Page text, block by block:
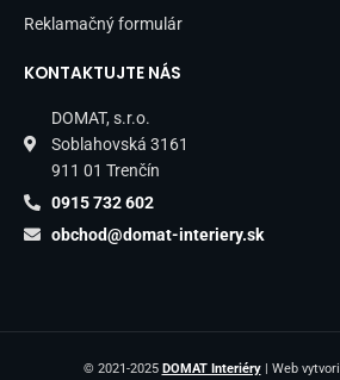
Reklamačný formulár
KONTAKTUJTE NÁS
DOMAT, s.r.o.
Soblahovská 3161
911 01 Trenčín
0915 732 602
obchod@domat-interiery.sk
© 2021-2025 DOMAT Interiéry| Web vytvoril